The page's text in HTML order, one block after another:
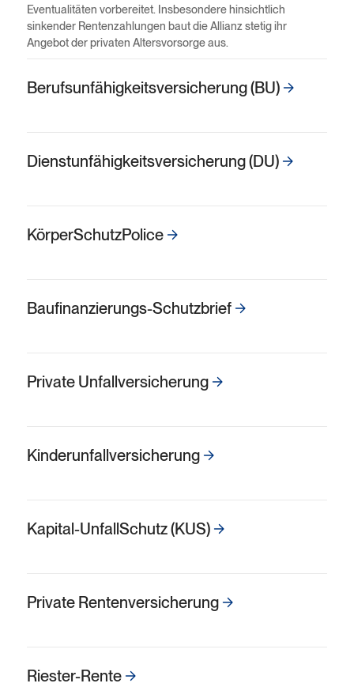
Eventualitäten vorbereitet. Insbesondere hinsichtlich
sinkender Rentenzahlungen baut die Allianz stetig ihr
Angebot der privaten Altersvorsorge aus.
Berufsunfähig­keitsversicherung (BU)
Dienst­­­unfähig­keits­­­versicherung (DU)
Körper­Schutz­Police
Bau­finanzierungs-Schutz­brief
Private Unfallversicherung
Kinderunfall­versicherung
Kapital-UnfallSchutz (KUS)
Private Renten­versicherung
Riester-Rente